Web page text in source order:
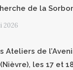
de la
2026
Ateliers de
les 17 et